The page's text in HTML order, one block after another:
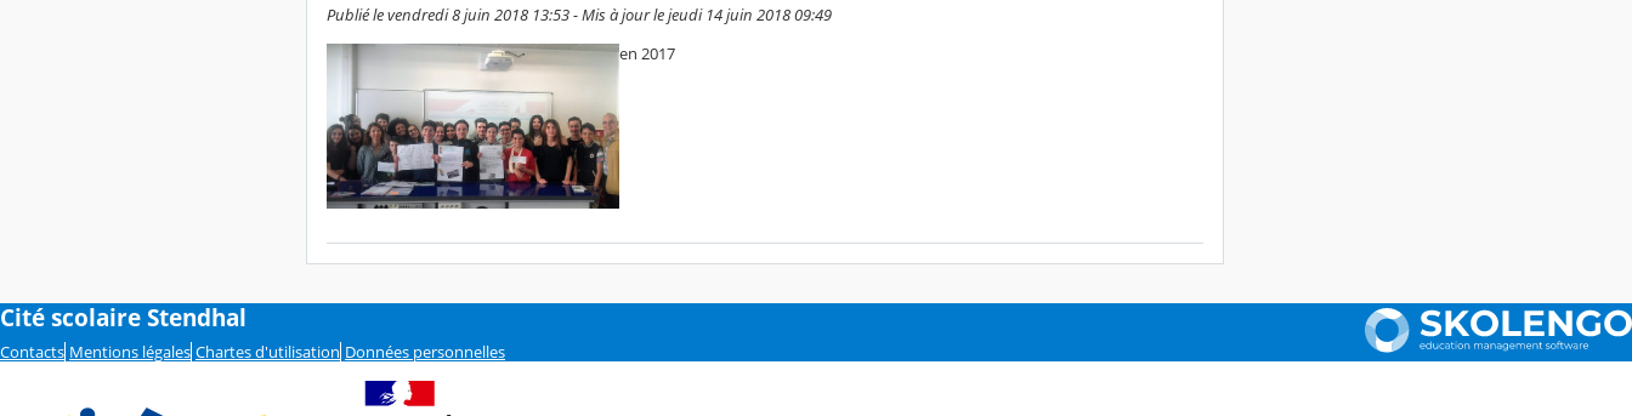
Publié le vendredi 8 juin 2018 13:53 - Mis à jour le jeudi 14 juin 2018 09:49
en 2017
Cité scolaire Stendhal
Contacts Mentions légales Chartes d'utilisation Données personnelles